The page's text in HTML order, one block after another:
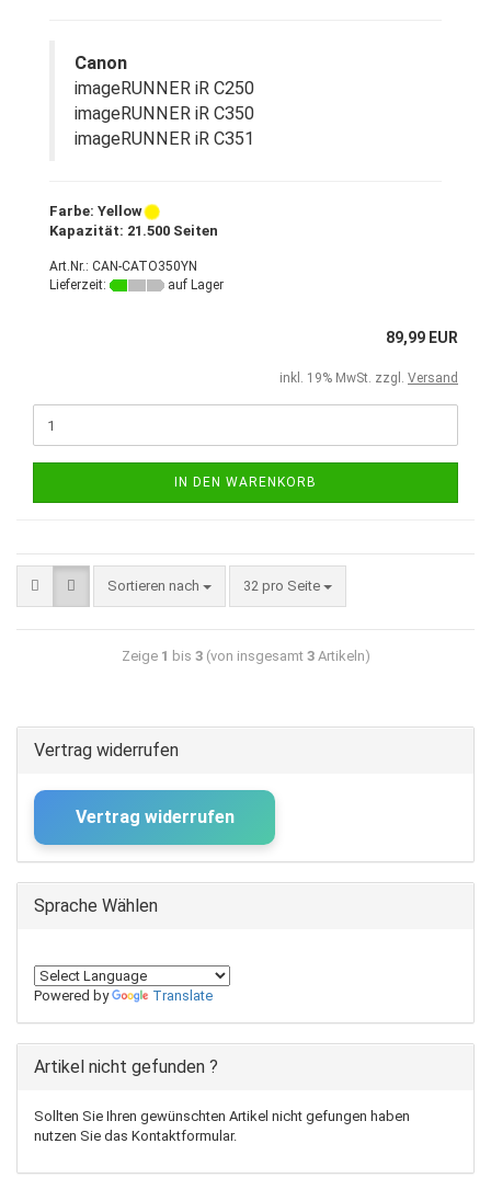
Canon
imageRUNNER iR C250
imageRUNNER iR C350
imageRUNNER iR C351
Farbe: Yellow
Kapazität: 21.500 Seiten
Art.Nr.: CAN-CATO350YN
Lieferzeit:
auf Lager
89,99 EUR
inkl. 19% MwSt. zzgl. Versand
IN DEN WARENKORB
Sortieren nach 32 pro Seite
Zeige 1 bis 3(von insgesamt 3Artikeln)
Vertrag widerrufen
Vertrag widerrufen
Sprache Wählen
Powered by Translate
Artikel nicht gefunden ?
Sollten Sie Ihren gewünschten Artikel nicht gefungen haben
nutzen Sie das Kontaktformular.